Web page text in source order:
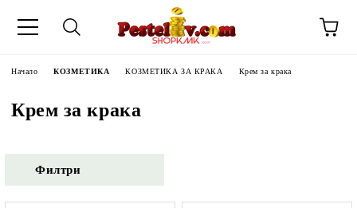
Начало КОЗМЕТИКА КОЗМЕТИКА ЗА КРАКА Крем за крака
Крем за крака
Филтри